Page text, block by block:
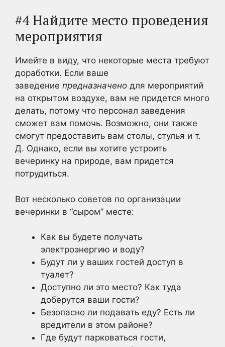
#4 Найдите место проведения
мероприятия
Имейте в виду, что некоторые места требуют
доработки. Если ваше
заведение предназначено для мероприятий
на открытом воздухе, вам не придется много
делать, потому что персонал заведения
сможет вам помочь. Возможно, они также
смогут предоставить вам столы, стулья и т.
Д. Однако, если вы хотите устроить
вечеринку на природе, вам придется
потрудиться.
Вот несколько советов по организации
вечеринки в “сыром” месте:
Как вы будете получать
электроэнергию и воду?
Будут ли у ваших гостей доступ в
туалет?
Доступно ли это место? Как туда
доберутся ваши гости?
Безопасно ли подавать еду? Есть ли
вредители в этом районе?
Где будут парковаться гости,